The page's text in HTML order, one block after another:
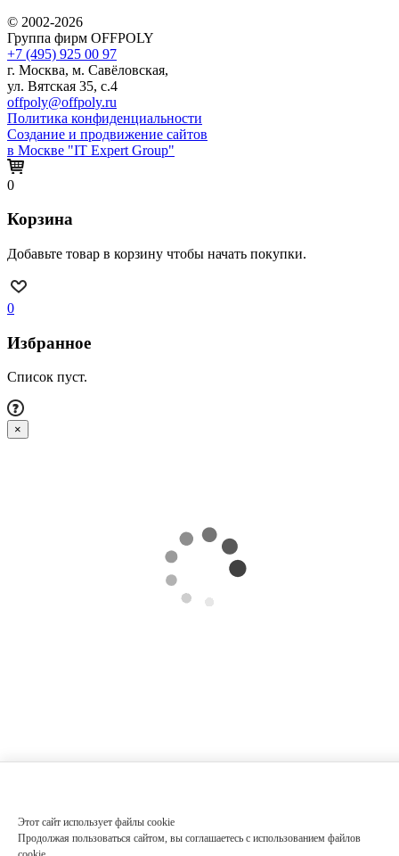
© 2002-2026
Группа фирм OFFPOLY
+7 (495) 925 00 97
г. Москва, м. Савёловская,
ул. Вятская 35, с.4
offpoly@offpoly.ru
Политика конфиденциальности
Создание и продвижение сайтов
в Москве "IT Expert Group"
Этот сайт использует файлы cookie
Продолжая пользоваться сайтом, вы соглашаетесь с использованием файлов
0
Корзина
Добавьте товар в корзину чтобы начать покупки.
0
Избранное
Список пуст.
×